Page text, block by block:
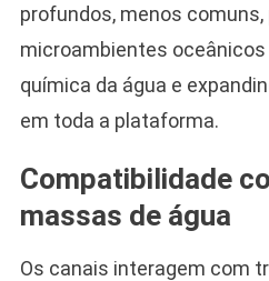
profundos, menos
microambientes
química da água e
em toda a plataforma.
Compatibilidade
massas de água
Os canais interagem com